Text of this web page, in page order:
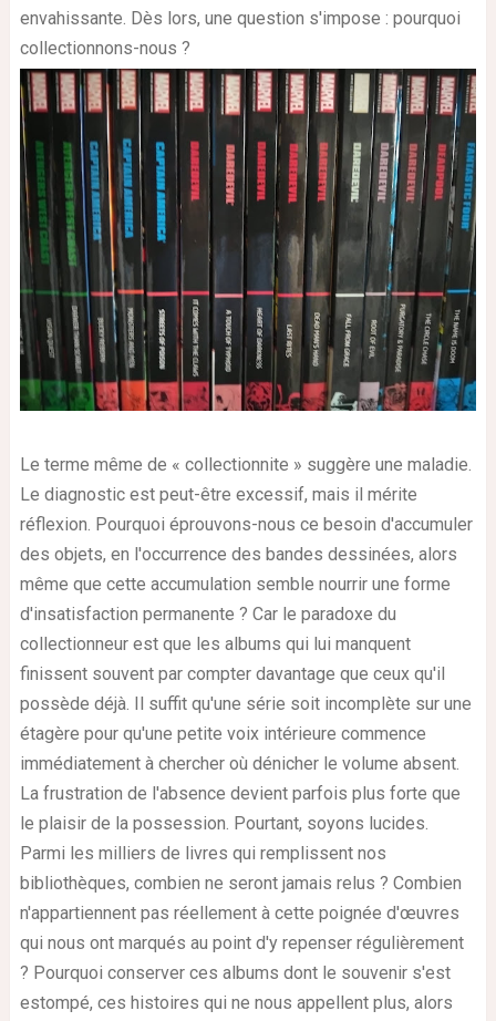
envahissante. Dès lors, une question s'impose : pourquoi
collectionnons-nous ?
Le terme même de « collectionnite » suggère une maladie.
Le diagnostic est peut-être excessif, mais il mérite
réflexion. Pourquoi éprouvons-nous ce besoin d'accumuler
des objets, en l'occurrence des bandes dessinées, alors
même que cette accumulation semble nourrir une forme
d'insatisfaction permanente ? Car le paradoxe du
collectionneur est que les albums qui lui manquent
finissent souvent par compter davantage que ceux qu'il
possède déjà. Il suffit qu'une série soit incomplète sur une
étagère pour qu'une petite voix intérieure commence
immédiatement à chercher où dénicher le volume absent.
La frustration de l'absence devient parfois plus forte que
le plaisir de la possession. Pourtant, soyons lucides.
Parmi les milliers de livres qui remplissent nos
bibliothèques, combien ne seront jamais relus ? Combien
n'appartiennent pas réellement à cette poignée d'œuvres
qui nous ont marqués au point d'y repenser régulièrement
? Pourquoi conserver ces albums dont le souvenir s'est
estompé, ces histoires qui ne nous appellent plus, alors